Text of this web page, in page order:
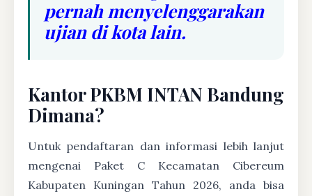
pernah menyelenggarakan
ujian di kota lain.
Kantor PKBM INTAN Bandung
Dimana?
Untuk pendaftaran dan informasi lebih lanjut
mengenai Paket C Kecamatan Cibereum
Kabupaten Kuningan Tahun 2026, anda bisa